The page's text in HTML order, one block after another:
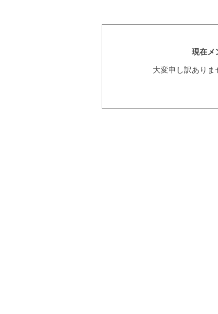
現在メ
大変申し訳あり